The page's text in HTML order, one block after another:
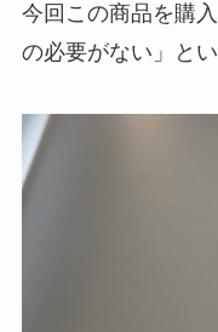
今回この商品を購
の必要がない 」と